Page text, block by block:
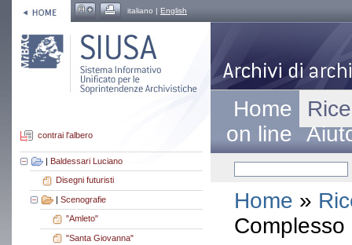
italiano | English
contrai l'albero
| Baldessari Luciano
Disegni futuristi
| Scenografie
"Amleto"
"Santa Giovanna"
Home
on line
Home »